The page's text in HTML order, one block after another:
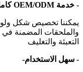
- خدمة OEM/ODM كاملة
يمكننا تخصيص شكل
والملحقات المضمنة
التعبئة والتغليف
- سهل الاستخدام-